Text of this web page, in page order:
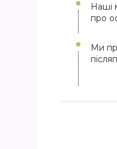
Наші
про
Ми